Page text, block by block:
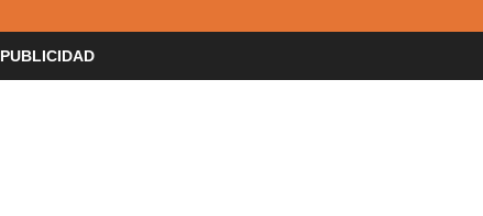
PUBLICIDAD